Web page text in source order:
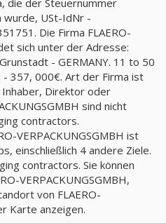
die der Steuernummer
USt-IdNr -
Die Firma FLAERO-
sich unter der Adresse:
- GERMANY. 11 to 50
357, 000€. Art der Firma ist
Direktor oder
sind nicht
contractors.
VERPACKUNGSGMBH ist
einschließlich 4 andere Ziele.
contractors. Sie können
VERPACKUNGSGMBH,
von FLAERO-
Karte anzeigen.